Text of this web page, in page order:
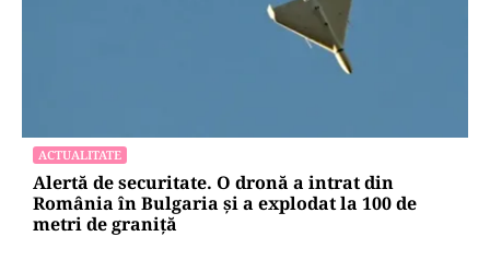
ACTUALITATE
Alertă de securitate. O dronă a intrat din
România în Bulgaria şi a explodat la 100 de
metri de graniţă